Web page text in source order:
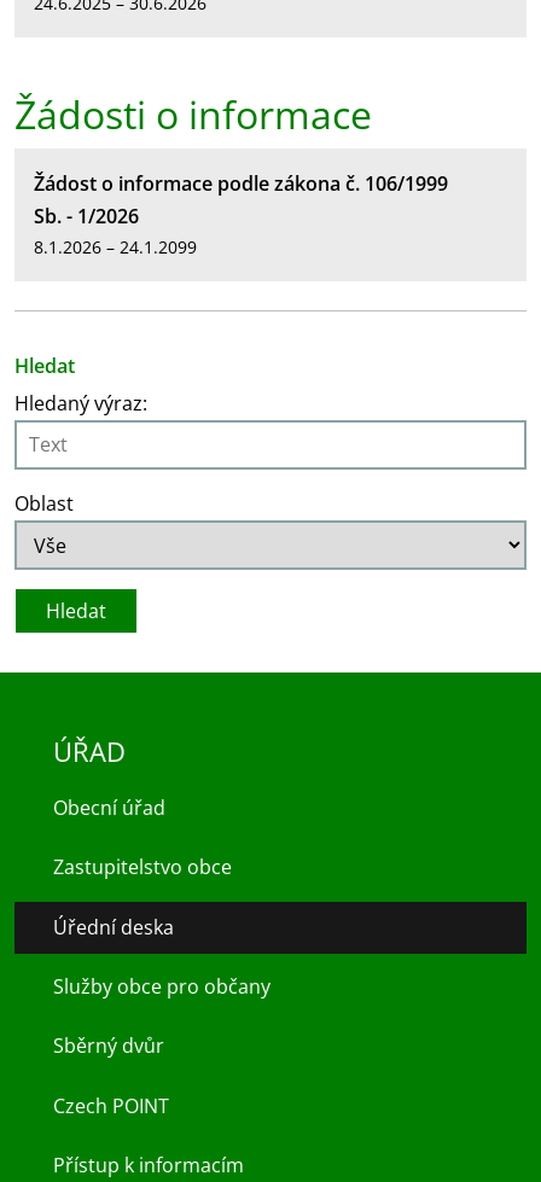
Žádosti o informace
Žádost o informace podle zákona č. 106/1999
Sb. - 1/2026
8.1.2026 – 24.1.2099
Hledat
Hledaný výraz:
Oblast
ÚŘAD
Obecní úřad
Zastupitelstvo obce
Úřední deska
Služby obce pro občany
Sběrný dvůr
Czech POINT
Přístup k informacím